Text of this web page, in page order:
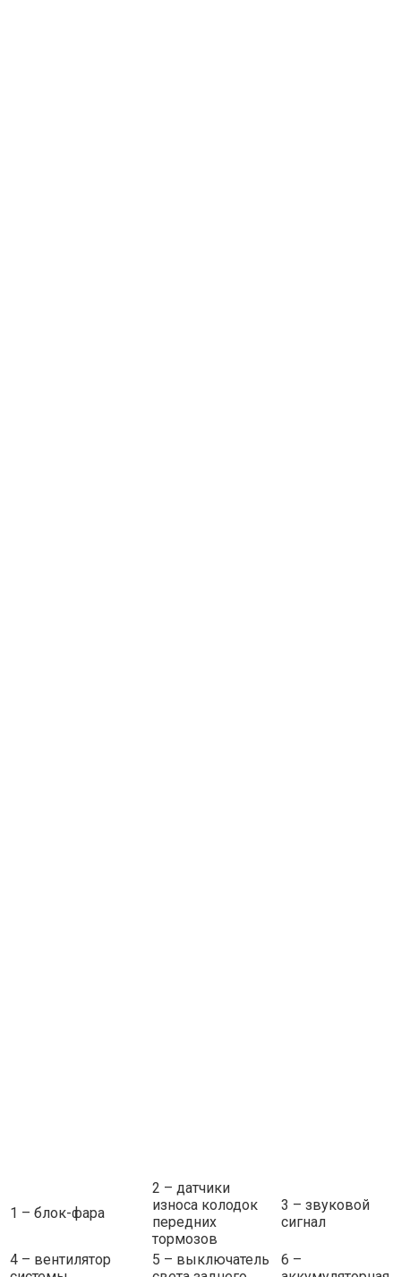
1 – блок-фара
2 – датчики
износа колодок
передних
тормозов
3 – звуковой
сигнал
4 – вентилятор
5 – выключатель
6 –